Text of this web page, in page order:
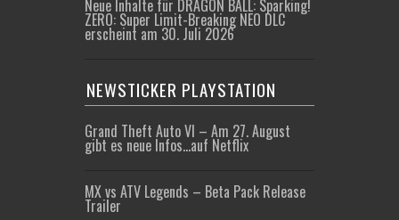
Neue Inhalte für DRAGON BALL: Sparking!
ZERO: Super Limit-Breaking NEO DLC
erscheint am 30. Juli 2026
NEWSTICKER PLAYSTATION
Grand Theft Auto VI – Am 27. August
gibt es neue Infos…auf Netflix
MX vs ATV Legends – Beta Pack Release
Trailer